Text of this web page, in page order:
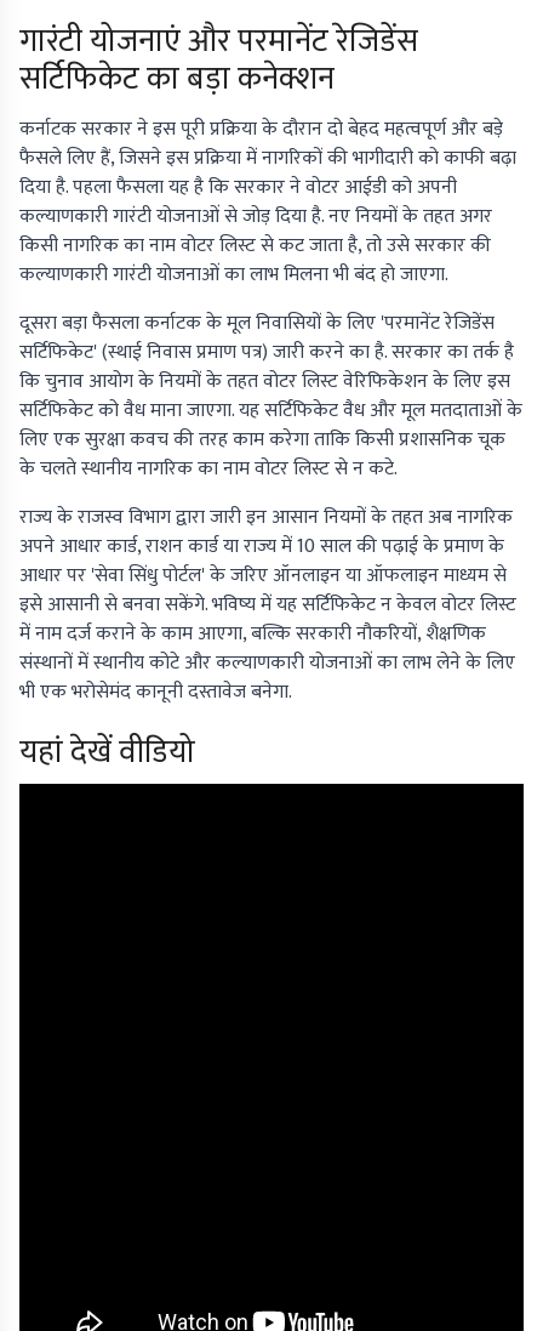
गारंटी योजनाएं और परमानेंट रेजिडेंस
सर्टिफिकेट का बड़ा कनेक्शन
कर्नाटक सरकार ने इस पूरी प्रक्रिया के दौरान दो बेहद महत्वपूर्ण और बड़े
फैसले लिए हैं, जिसने इस प्रक्रिया में नागरिकों की भागीदारी को काफी बढ़ा
दिया है. पहला फैसला यह है कि सरकार ने वोटर आईडी को अपनी
कल्याणकारी गारंटी योजनाओं से जोड़ दिया है. नए नियमों के तहत अगर
किसी नागरिक का नाम वोटर लिस्ट से कट जाता है, तो उसे सरकार की
कल्याणकारी गारंटी योजनाओं का लाभ मिलना भी बंद हो जाएगा.
दूसरा बड़ा फैसला कर्नाटक के मूल निवासियों के लिए 'परमानेंट रेजिडेंस
सर्टिफिकेट' (स्थाई निवास प्रमाण पत्र) जारी करने का है. सरकार का तर्क है
कि चुनाव आयोग के नियमों के तहत वोटर लिस्ट वेरिफिकेशन के लिए इस
सर्टिफिकेट को वैध माना जाएगा. यह सर्टिफिकेट वैध और मूल मतदाताओं के
लिए एक सुरक्षा कवच की तरह काम करेगा ताकि किसी प्रशासनिक चूक
के चलते स्थानीय नागरिक का नाम वोटर लिस्ट से न कटे.
राज्य के राजस्व विभाग द्वारा जारी इन आसान नियमों के तहत अब नागरिक
अपने आधार कार्ड, राशन कार्ड या राज्य में 10 साल की पढ़ाई के प्रमाण के
आधार पर 'सेवा सिंधु पोर्टल' के जरिए ऑनलाइन या ऑफलाइन माध्यम से
इसे आसानी से बनवा सकेंगे. भविष्य में यह सर्टिफिकेट न केवल वोटर लिस्ट
में नाम दर्ज कराने के काम आएगा, बल्कि सरकारी नौकरियों, शैक्षणिक
संस्थानों में स्थानीय कोटे और कल्याणकारी योजनाओं का लाभ लेने के लिए
भी एक भरोसेमंद कानूनी दस्तावेज बनेगा.
यहां देखें वीडियो